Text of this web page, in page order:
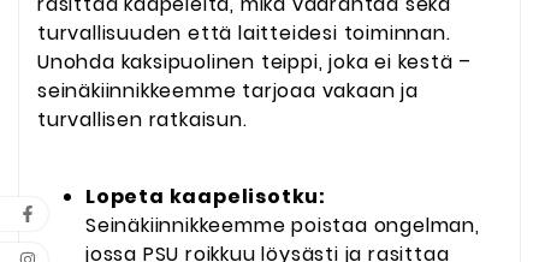
turvallisuuden että laitteidesi toiminnan.
Unohda kaksipuolinen teippi, joka ei kestä –
seinäkiinnikkeemme tarjoaa vakaan ja
turvallisen ratkaisun.
Lopeta kaapelisotku:
Seinäkiinnikkeemme poistaa ongelman,
jossa PSU roikkuu löysästi ja rasittaa